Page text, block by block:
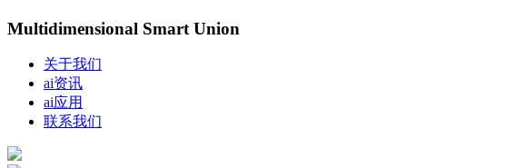
Multidimensional Smart Union
关于我们
ai资讯
ai应用
联系我们